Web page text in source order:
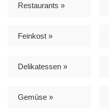
Restaurants »
Feinkost »
Delikatessen »
Gemüse »